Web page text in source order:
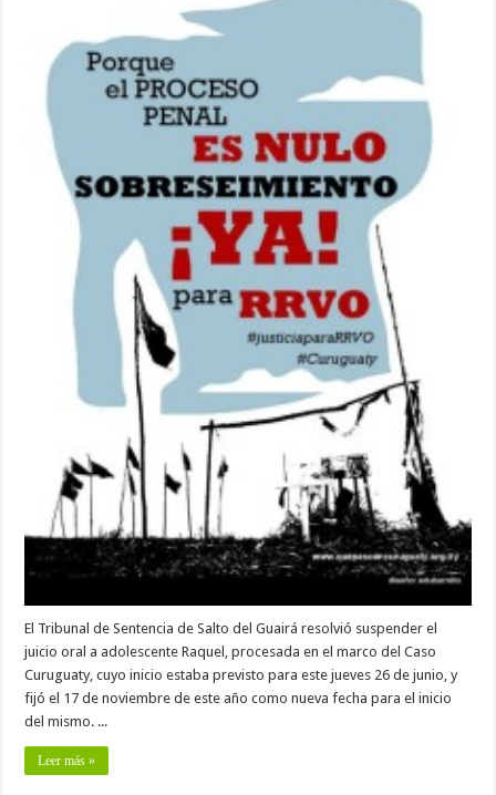
El Tribunal de Sentencia de Salto del Guairá resolvió suspender el
juicio oral a adolescente Raquel, procesada en el marco del Caso
Curuguaty, cuyo inicio estaba previsto para este jueves 26 de junio, y
fijó el 17 de noviembre de este año como nueva fecha para el inicio
del mismo. ...
Leer más »